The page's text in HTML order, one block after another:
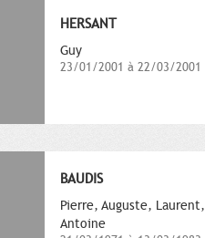
HERSANT
Guy
23/01/2001 à 22/03/2001
BAUDIS
Pierre, Auguste, Laurent,
Antoine